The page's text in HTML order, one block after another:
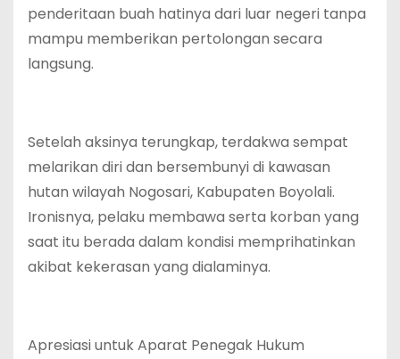
penderitaan buah hatinya dari luar negeri tanpa
mampu memberikan pertolongan secara
langsung.
Setelah aksinya terungkap, terdakwa sempat
melarikan diri dan bersembunyi di kawasan
hutan wilayah Nogosari, Kabupaten Boyolali.
Ironisnya, pelaku membawa serta korban yang
saat itu berada dalam kondisi memprihatinkan
akibat kekerasan yang dialaminya.
Apresiasi untuk Aparat Penegak Hukum